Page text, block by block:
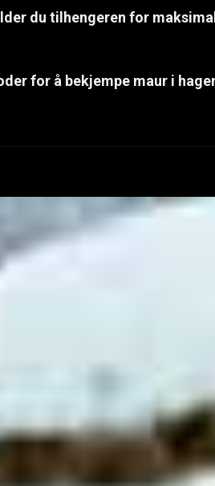
du tilhengeren for
for å bekjempe maur i